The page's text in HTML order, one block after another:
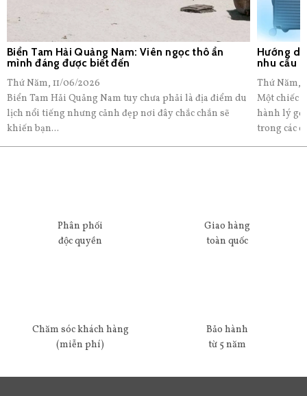
Biển Tam Hải Quảng Nam: Viên ngọc thô ẩn
mình đáng được biết đến
Thứ Năm, 11/06/2026
Biển Tam Hải Quảng Nam tuy chưa phải là địa điểm du
lịch nổi tiếng nhưng cảnh đẹp nơi đây chắc chắn sẽ
khiến bạn...
Hướng
nhu cầu
Thứ Năm,
Một chiếc
hành lý
trong các
Phân phối
độc quyền
Giao hàng
toàn quốc
Chăm sóc khách hàng
(miễn phí)
Bảo hành
từ 5 năm